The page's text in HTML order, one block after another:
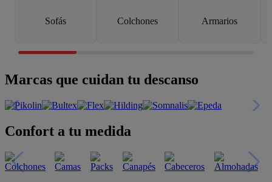
Sofás Colchones Armarios
Marcas que cuidan tu descanso
Confort a tu medida